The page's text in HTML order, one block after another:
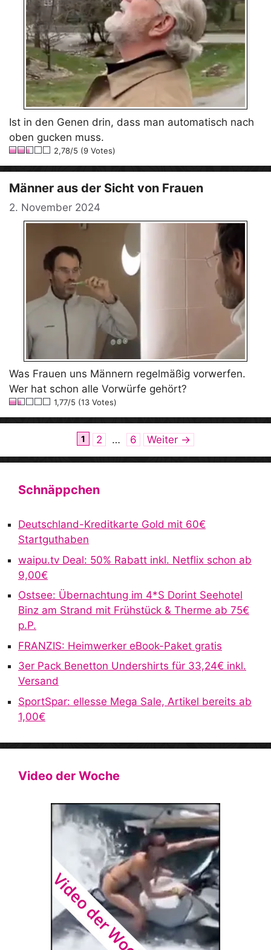
Ist in den Genen drin, dass man automatisch nach
oben gucken muss.
2,78/5 (9 Votes)
Männer aus der Sicht von Frauen
2. November 2024
Was Frauen uns Männern regelmäßig vorwerfen.
Wer hat schon alle Vorwürfe gehört?
1,77/5 (13 Votes)
Seite
1 Seite
2 … Seite
6 Weiter →
Schnäppchen
Deutschland-Kreditkarte Gold mit 60€
Startguthaben
waipu.tv Deal: 50% Rabatt inkl. Netflix schon ab
9,00€
Ostsee: Übernachtung im 4*S Dorint Seehotel
Binz am Strand mit Frühstück & Therme ab 75€
p.P.
FRANZIS: Heimwerker eBook-Paket gratis
3er Pack Benetton Undershirts für 33,24€ inkl.
Versand
SportSpar: ellesse Mega Sale, Artikel bereits ab
1,00€
Video der Woche